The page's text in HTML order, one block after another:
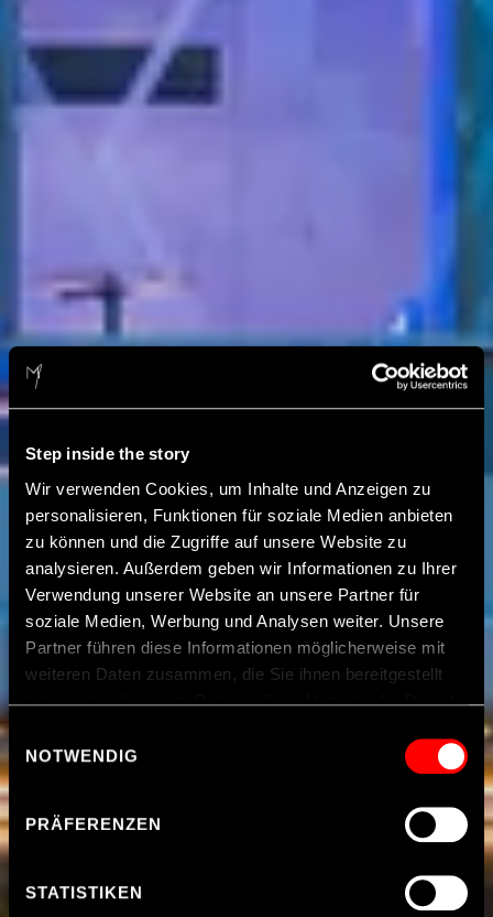
Step inside the story
Wir verwenden Cookies, um Inhalte und Anzeigen zu
personalisieren, Funktionen für soziale Medien anbieten
zu können und die Zugriffe auf unsere Website zu
analysieren. Außerdem geben wir Informationen zu Ihrer
Verwendung unserer Website an unsere Partner für
soziale Medien, Werbung und Analysen weiter. Unsere
Partner führen diese Informationen möglicherweise mit
weiteren Daten zusammen, die Sie ihnen bereitgestellt
haben oder die sie im Rahmen Ihrer Nutzung der Dienste
: Indem Sie
Cookies auf unseren Webseiten zulassen, willigen Sie
zugleich gem. Art. 49 Abs. 1 S. 1 Buchst. a DSGVO ein,
werden. Die USA werden vom Europäischen Gerichtshof
Einwilligungsauswahl
NOTWENDIG
PRÄFERENZEN
STATISTIKEN